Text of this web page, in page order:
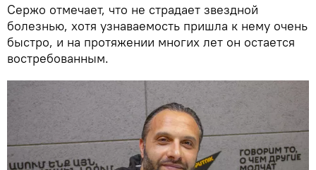
Сержо отмечает, что не страдает звездной
болезнью, хотя узнаваемость пришла к нему очень
быстро, и на протяжении многих лет он остается
востребованным.